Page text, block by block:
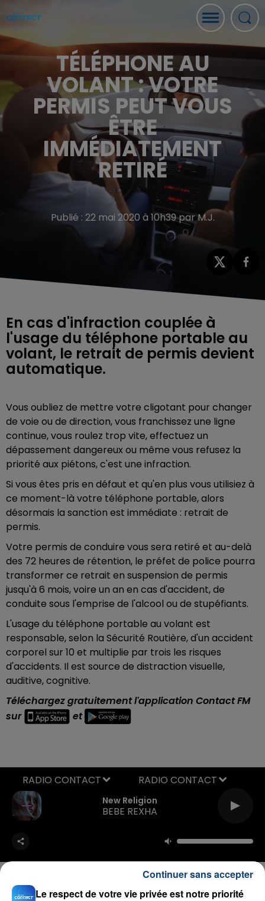
TÉLÉPHONE AU
VOLANT : VOTRE
PERMIS PEUT VOUS
ÊTRE
IMMÉDIATEMENT
RETIRÉ
Publié : 22 mai 2020 à 10h39 par M.J.
En cas d'infraction couplée à
l'usage du téléphone portable au
volant, le retrait de permis devient
automatique.
Vous oubliez de mettre votre cligotant pour changer
de voie ou de direction, vous franchissez une ligne
continue, vous roulez trop vite, effectuez un
dépassement dangereux ou même vous refusez la
priorité aux piétons, c'est une infraction.
Si vous êtes pris en défaut et qu'en plus vous utilisiez à
ce moment-là votre téléphone portable, alors
désormais la sanction est immédiate : retrait de
permis.
Votre permis de conduire vous sera retiré et au-delà
des 72 heures de rétention, le préfet de police pourra
transformer ce retrait en suspension de permis
jusqu'à 6 mois, voire un an en cas d'accident, de
conduite sous l'emprise de l'alcool ou de stupéfiants.
L'usage du téléphone portable au volant est
responsable, selon la Sécurité Routière, d'un accident
corporel sur 10 et multiplie par trois les risques
d'accidents. Il est source de distraction visuelle,
auditive, cognitive.
Téléchargez gratuitement l'application Contact FM
sur
et
New Religion
BEBE REXHA
RADIO CONTACT
Le respect de votre vie privée est notre priorité
Continuer sans accepter